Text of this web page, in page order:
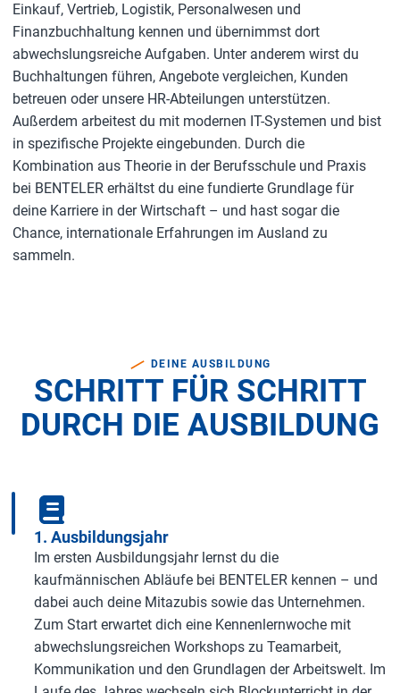
Einkauf, Vertrieb, Logistik, Personalwesen und
Finanzbuchhaltung kennen und übernimmst dort
abwechslungsreiche Aufgaben. Unter anderem wirst du
Buchhaltungen führen, Angebote vergleichen, Kunden
betreuen oder unsere HR-Abteilungen unterstützen.
Außerdem arbeitest du mit modernen IT-Systemen und bist
in spezifische Projekte eingebunden. Durch die
Kombination aus Theorie in der Berufsschule und Praxis
bei BENTELER erhältst du eine fundierte Grundlage für
deine Karriere in der Wirtschaft – und hast sogar die
Chance, internationale Erfahrungen im Ausland zu
sammeln.
DEINE AUSBILDUNG
SCHRITT FÜR SCHRITT
DURCH DIE AUSBILDUNG
1. Ausbildungsjahr
Im ersten Ausbildungsjahr lernst du die
kaufmännischen Abläufe bei BENTELER kennen – und
dabei auch deine Mitazubis sowie das Unternehmen.
Zum Start erwartet dich eine Kennenlernwoche mit
abwechslungsreichen Workshops zu Teamarbeit,
Kommunikation und den Grundlagen der Arbeitswelt. Im